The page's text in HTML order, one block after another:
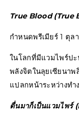
True Blood (True
กำหนดพรีเมียร์ 1 ตุล
ในโลกที่มีแวมไพร์
พลังจิตในลุยเซียนา
แปลกหน้าระหว่างทำ
ตื่นมาก็เป็นแวมไพร์